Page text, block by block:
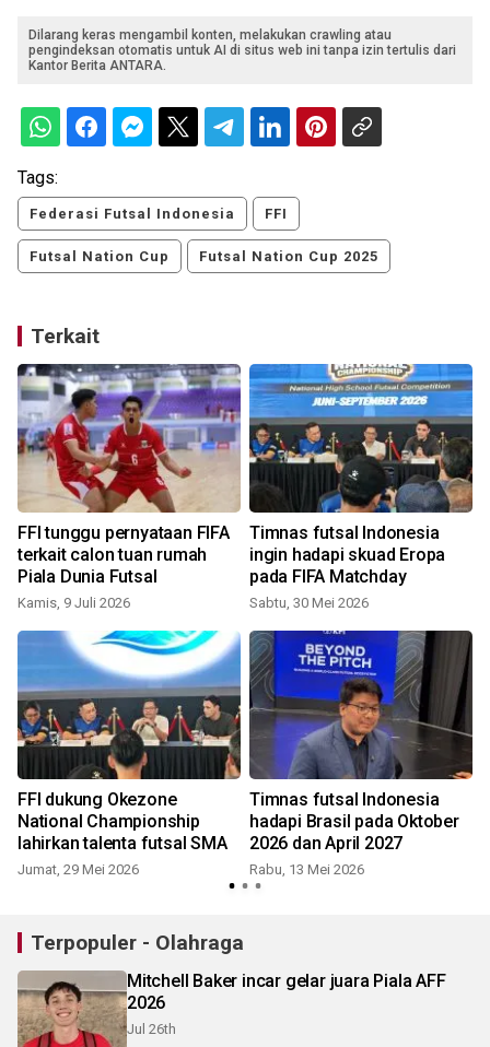
Dilarang keras mengambil konten, melakukan crawling atau
pengindeksan otomatis untuk AI di situs web ini tanpa izin tertulis dari
Kantor Berita ANTARA.
Tags:
Federasi Futsal Indonesia FFI
Futsal Nation Cup Futsal Nation Cup 2025
Terkait
FFI tunggu pernyataan FIFA
terkait calon tuan rumah
Piala Dunia Futsal
Kamis, 9 Juli 2026
Timnas futsal Indonesia
ingin hadapi skuad Eropa
pada FIFA Matchday
Sabtu, 30 Mei 2026
FFI dukung Okezone
National Championship
lahirkan talenta futsal SMA
Jumat, 29 Mei 2026
Timnas futsal Indonesia
hadapi Brasil pada Oktober
2026 dan April 2027
Rabu, 13 Mei 2026
Terpopuler - Olahraga
Mitchell Baker incar gelar juara Piala AFF
2026
Jul 26th